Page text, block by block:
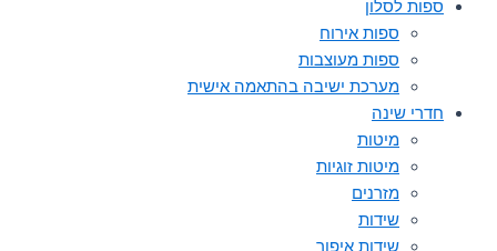
ספות לסלון
ספות אירוח
ספות מעוצבות
מערכת ישיבה בהתאמה אישית
חדרי שינה
מיטות
מיטות זוגיות
מזרנים
שידות
שידות איפור